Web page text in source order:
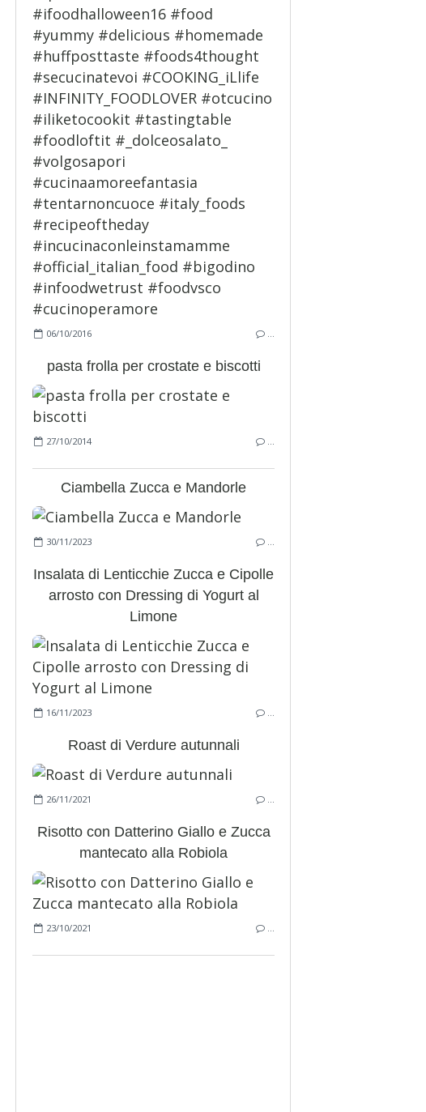
06/10/2016
pasta frolla per crostate e biscotti
27/10/2014
Ciambella Zucca e Mandorle
30/11/2023
Insalata di Lenticchie Zucca e Cipolle
arrosto con Dressing di Yogurt al
Limone
16/11/2023
Roast di Verdure autunnali
26/11/2021
Risotto con Datterino Giallo e Zucca
mantecato alla Robiola
23/10/2021